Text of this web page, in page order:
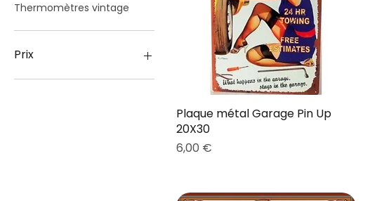
Thermomètres vintage
Prix
Plaque métal Garage Pin Up
20X30
Prix
6,00 €